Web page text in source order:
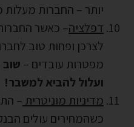
יותר – החברות מעלות
דפלציה– כאשר
לצרכן ופחות טוב
מפטרות עובדים –
ועלול להביא למשבר!
מדיניות מוניטרית –
כשהמחירים עולים